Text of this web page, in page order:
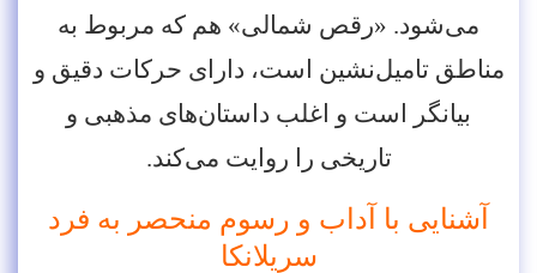
می‌شود. «رقص شمالی» هم که مربوط به
مناطق تامیل‌نشین است، دارای حرکات دقیق و
بیانگر است و اغلب داستان‌های مذهبی و
تاریخی را روایت می‌کند.
آشنایی با آداب و رسوم منحصر به فرد
سریلانکا